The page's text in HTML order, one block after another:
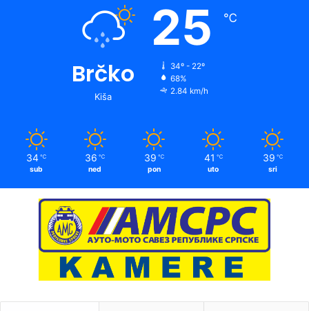
Brčko
Kiša
25 ℃
34º - 22º
68%
2.84 km/h
34 ℃
sub
36 ℃
ned
39 ℃
pon
41 ℃
uto
39 ℃
sri